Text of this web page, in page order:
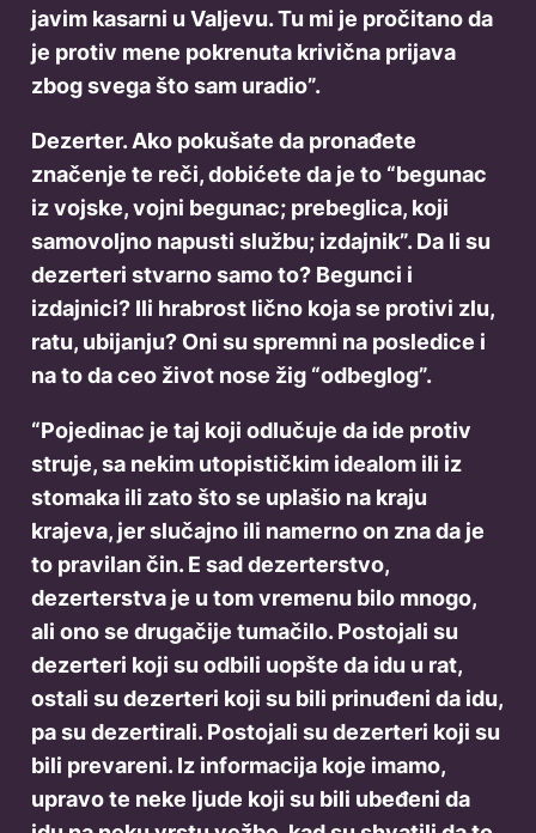
javim kasarni u Valjevu. Tu mi je pročitano da
je protiv mene pokrenuta krivična prijava
zbog svega što sam uradio”.
Dezerter. Ako pokušate da pronađete
značenje te reči, dobićete da je to “begunac
iz vojske, vojni begunac; prebeglica, koji
samovoljno napusti službu; izdajnik”. Da li su
dezerteri stvarno samo to? Begunci i
izdajnici? Ili hrabrost lično koja se protivi zlu,
ratu, ubijanju? Oni su spremni na posledice i
na to da ceo život nose žig “odbeglog”.
“Pojedinac je taj koji odlučuje da ide protiv
struje, sa nekim utopističkim idealom ili iz
stomaka ili zato što se uplašio na kraju
krajeva, jer slučajno ili namerno on zna da je
to pravilan čin. E sad dezerterstvo,
dezerterstva je u tom vremenu bilo mnogo,
ali ono se drugačije tumačilo. Postojali su
dezerteri koji su odbili uopšte da idu u rat,
ostali su dezerteri koji su bili prinuđeni da idu,
pa su dezertirali. Postojali su dezerteri koji su
bili prevareni. Iz informacija koje imamo,
upravo te neke ljude koji su bili ubeđeni da